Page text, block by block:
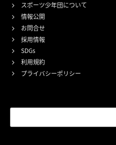
スポーツ少年団について
情報公開
お問合せ
採用情報
SDGs
利用規約
プライバシーポリシー